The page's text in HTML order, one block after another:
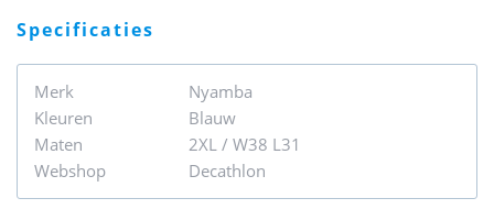
specificaties
Merk
Nyamba
Kleuren
Blauw
Maten
2XL / W38 L31
Webshop
Decathlon